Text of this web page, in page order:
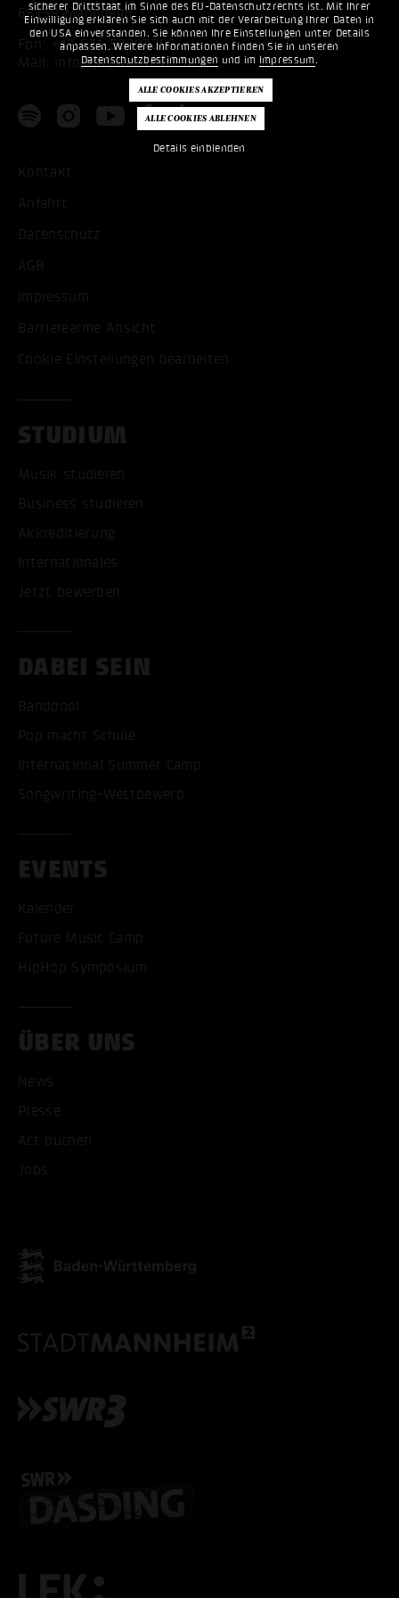
sicherer Drittstaat im Sinne des EU-Datenschutzrechts ist. Mit Ihrer
Einwilligung erklären Sie sich auch mit der Verarbeitung Ihrer Daten in
den USA einverstanden. Sie können Ihre Einstellungen unter Details
anpassen. Weitere Informationen finden Sie in unseren
Datenschutzbestimmungen und im Impressum .
Details einblenden
68159 Mannheim
Fon:
+49 621 53397200
Mail:
info@popakademie.de
Kontakt
Anfahrt
Datenschutz
AGB
Impressum
Barrierearme Ansicht
Cookie Einstellungen bearbeiten
STUDIUM
Musik studieren
Business studieren
Akkreditierung
Internationales
Jetzt bewerben
DABEI SEIN
Bandpool
Pop macht Schule
International Summer Camp
Songwriting-Wettbewerb
EVENTS
Kalender
Future Music Camp
HipHop Symposium
ÜBER UNS
News
Presse
Act buchen
Jobs